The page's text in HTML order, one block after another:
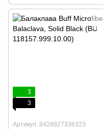
3
3
Артикул: 8428927336323